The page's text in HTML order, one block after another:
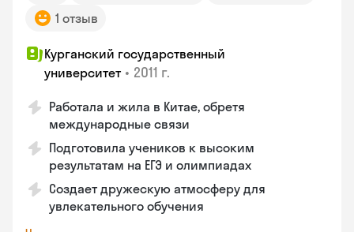
1 отзыв
Курганский государственный
университет • 2011 г.
Работала и жила в Китае, обретя
международные связи
Подготовила учеников к высоким
результатам на ЕГЭ и олимпиадах
Создает дружескую атмосферу для
увлекательного обучения